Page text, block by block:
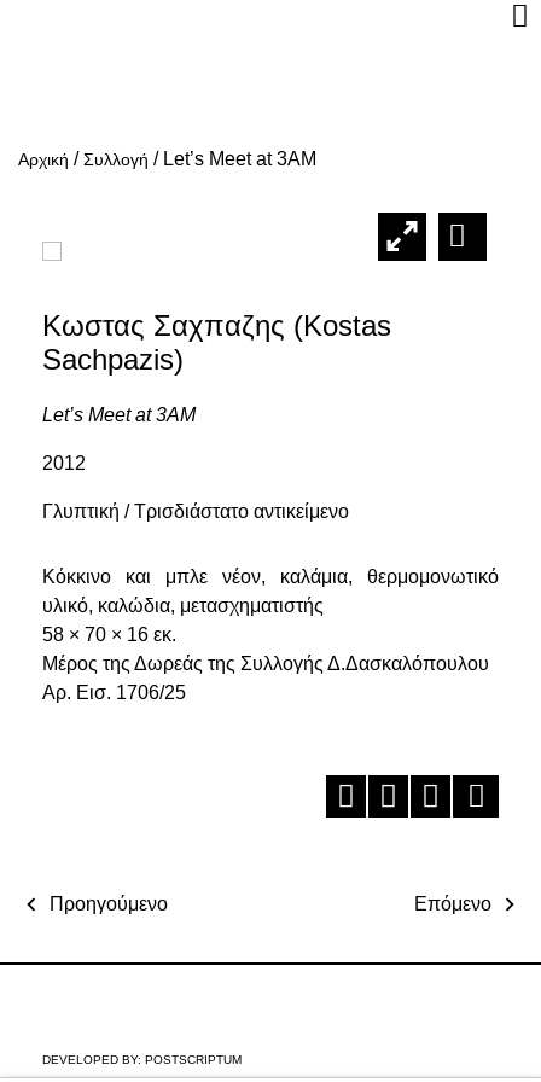
Αρχική /Συλλογή / Let’s Meet at 3AM
Κωστας Σαχπαζης (Kostas
Sachpazis)
Let’s Meet at 3AM
2012
Γλυπτική / Τρισδιάστατο αντικείμενο
Κόκκινο και μπλε νέον, καλάμια, θερμομονωτικό
υλικό, καλώδια, μετασχηματιστής
58 × 70 × 16 εκ.
Μέρος της Δωρεάς της Συλλογής Δ.Δασκαλόπουλου
Αρ. Εισ. 1706/25
Προηγούμενο Επόμενο
DEVELOPED BY: POSTSCRIPTUM